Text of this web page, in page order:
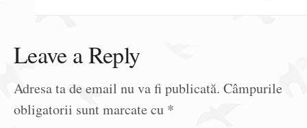
Leave a Reply
Adresa ta de email nu va fi publicată. Câmpurile
obligatorii sunt marcate cu *